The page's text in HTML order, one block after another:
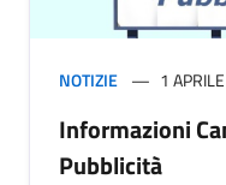
NOTIZIE 1
Informazioni
Pubblicità